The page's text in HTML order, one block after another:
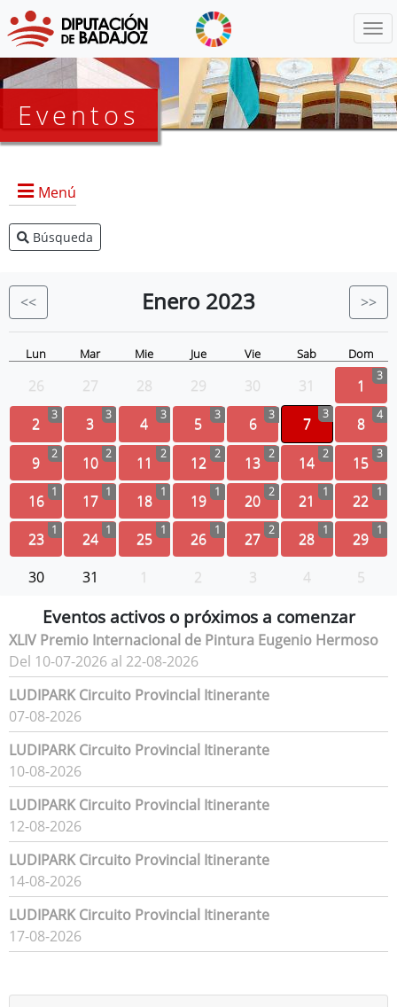
Eventos
Menú
Agenda Presidencia
Eventos
Búsqueda
<< Enero 2023 >>
Lun Mar Mie Jue Vie Sab Dom
26 27 28 29 30 31 1 3
2 3 3 3 4 3 5 3 6 3 7
3
8 4
9 2 10 2 11 2 12 2 13 2 14 2 15 3
16 1 17 1 18 1 19 1 20 2 21 1 22 1
23 1 24 1 25 1 26 1 27 2 28 1 29 1
30 31 1 2 3 4 5
Eventos activos o próximos a comenzar
XLIV Premio Internacional de Pintura Eugenio Hermoso
Del 10-07-2026 al 22-08-2026
LUDIPARK Circuito Provincial Itinerante
07-08-2026
LUDIPARK Circuito Provincial Itinerante
10-08-2026
LUDIPARK Circuito Provincial Itinerante
12-08-2026
LUDIPARK Circuito Provincial Itinerante
14-08-2026
LUDIPARK Circuito Provincial Itinerante
17-08-2026